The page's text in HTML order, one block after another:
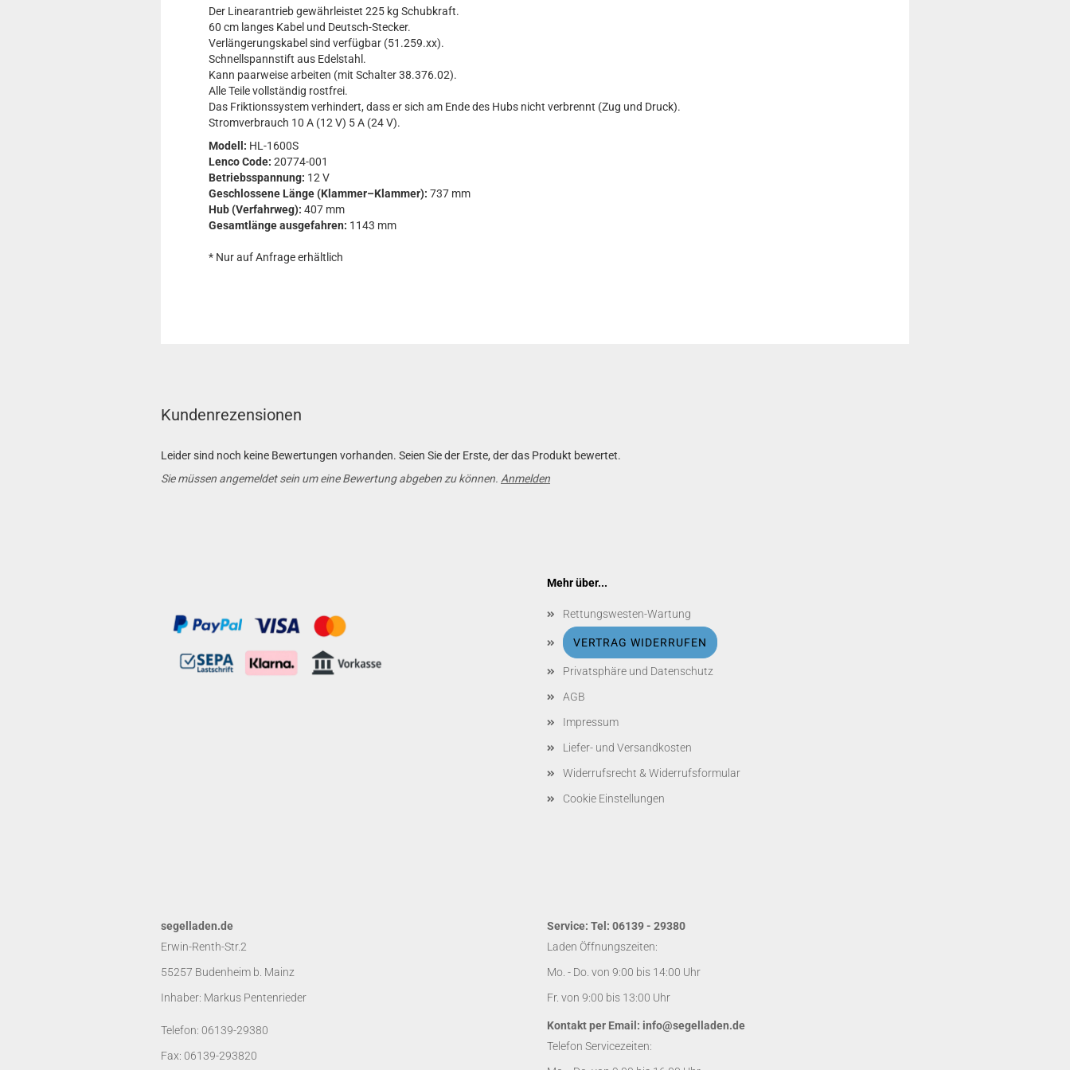
Der Linearantrieb gewährleistet 225 kg Schubkraft.
60 cm langes Kabel und Deutsch-Stecker.
Verlängerungskabel sind verfügbar (51.259.xx).
Schnellspannstift aus Edelstahl.
Kann paarweise arbeiten (mit Schalter 38.376.02).
Alle Teile vollständig rostfrei.
Das Friktionssystem verhindert, dass er sich am Ende des Hubs nicht verbrennt (Zug und Druck).
Stromverbrauch 10 A (12 V) 5 A (24 V).
Modell: HL-1600S
Lenco Code: 20774-001
Betriebsspannung: 12 V
Geschlossene Länge (Klammer–Klammer): 737 mm
Hub (Verfahrweg): 407 mm
Gesamtlänge ausgefahren: 1143 mm
* Nur auf Anfrage erhältlich
Kundenrezensionen
Leider sind noch keine Bewertungen vorhanden. Seien Sie der Erste, der das Produkt bewertet.
Sie müssen angemeldet sein um eine Bewertung abgeben zu können. Anmelden
Mehr über...
Rettungswesten-Wartung
VERTRAG WIDERRUFEN
Privatsphäre und Datenschutz
AGB
Impressum
Liefer- und Versandkosten
Widerrufsrecht & Widerrufsformular
Cookie Einstellungen
segelladen.de
Erwin-Renth-Str.2
55257 Budenheim b. Mainz
Inhaber: Markus Pentenrieder
Telefon: 06139-29380
Fax: 06139-293820
Service: Tel: 06139 - 29380
Laden Öffnungszeiten:
Mo. - Do. von 9:00 bis 14:00 Uhr
Fr. von 9:00 bis 13:00 Uhr
Kontakt per Email: info@segelladen.de
Telefon Servicezeiten: